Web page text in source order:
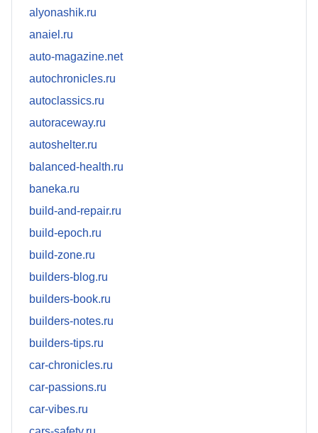
alyonashik.ru
anaiel.ru
auto-magazine.net
autochronicles.ru
autoclassics.ru
autoraceway.ru
autoshelter.ru
balanced-health.ru
baneka.ru
build-and-repair.ru
build-epoch.ru
build-zone.ru
builders-blog.ru
builders-book.ru
builders-notes.ru
builders-tips.ru
car-chronicles.ru
car-passions.ru
car-vibes.ru